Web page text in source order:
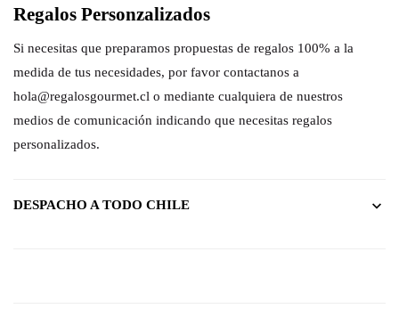
Regalos Personzalizados
Si necesitas que preparamos propuestas de regalos 100% a la
medida de tus necesidades, por favor contactanos a
hola@regalosgourmet.cl o mediante cualquiera de nuestros
medios de comunicación indicando que necesitas regalos
personalizados.
DESPACHO A TODO CHILE